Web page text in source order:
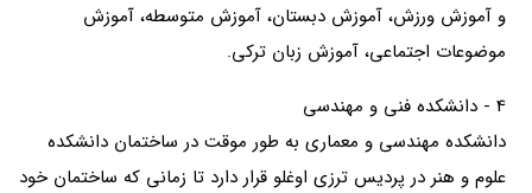
و آموزش ورزش، آموزش دبستان، آموزش متوسطه، آموزش
موضوعات اجتماعی، آموزش زبان ترکی.
4 - دانشکده فنی و مهندسی
دانشکده مهندسی و معماری به طور موقت در ساختمان دانشکده
علوم و هنر در پردیس ترزی اوغلو قرار دارد تا زمانی که ساختمان خود